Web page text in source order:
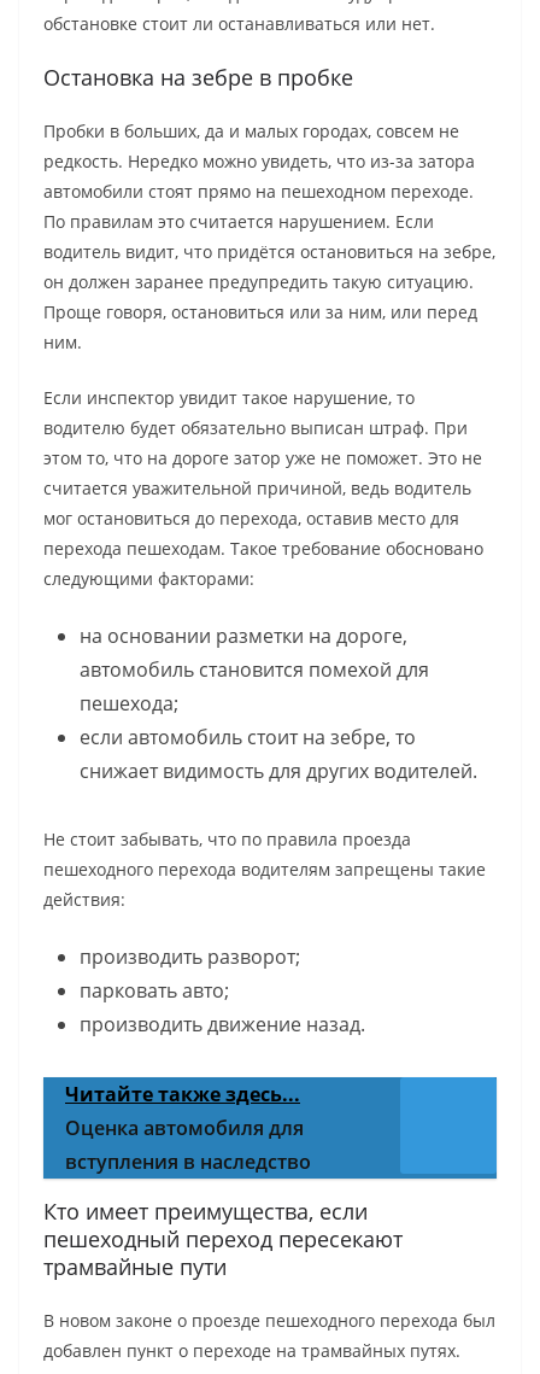
обстановке стоит ли останавливаться или нет.
Остановка на зебре в пробке
Пробки в больших, да и малых городах, совсем не
редкость. Нередко можно увидеть, что из-за затора
автомобили стоят прямо на пешеходном переходе.
По правилам это считается нарушением. Если
водитель видит, что придётся остановиться на зебре,
он должен заранее предупредить такую ситуацию.
Проще говоря, остановиться или за ним, или перед
ним.
Если инспектор увидит такое нарушение, то
водителю будет обязательно выписан штраф. При
этом то, что на дороге затор уже не поможет. Это не
считается уважительной причиной, ведь водитель
мог остановиться до перехода, оставив место для
перехода пешеходам. Такое требование обосновано
следующими факторами:
на основании разметки на дороге,
автомобиль становится помехой для
пешехода;
если автомобиль стоит на зебре, то
снижает видимость для других водителей.
Не стоит забывать, что по правила проезда
пешеходного перехода водителям запрещены такие
действия:
производить разворот;
парковать авто;
производить движение назад.
Читайте также здесь...
Оценка автомобиля для
вступления в наследство
Кто имеет преимущества, если
пешеходный переход пересекают
трамвайные пути
В новом законе о проезде пешеходного перехода был
добавлен пункт о переходе на трамвайных путях.